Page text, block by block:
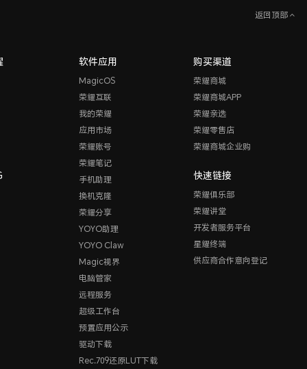
返回顶部
软件应用
MagicOS
荣耀互联
我的荣耀
应用市场
荣耀账号
荣耀笔记
手机助理
换机克隆
荣耀分享
YOYO助理
YOYO Claw
Magic视界
电脑管家
远程服务
超级工作台
预置应用公示
驱动下载
Rec.709还原LUT下载
购买渠道
荣耀商城
荣耀商城APP
荣耀亲选
荣耀零售店
荣耀商城企业购
快速链接
荣耀俱乐部
荣耀讲堂
开发者服务平台
星耀终端
供应商合作意向登记